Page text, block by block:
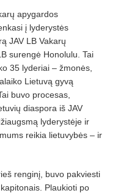
apygardos
į lyderystės
JAV LB Vakarų
surengė Honolulu. Tai
35 lyderiai – žmonės,
Lietuvą gyvą
buvo procesas,
diaspora iš JAV
lyderystėje ir
reikia lietuvybės – ir
renginį, buvo pakviesti
Plaukioti po